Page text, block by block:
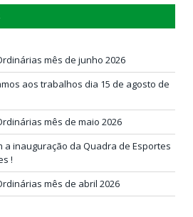
mês de junho 2026
aos trabalhos dia 15 de agosto de
mês de maio 2026
a inauguração da Quadra de Esportes
!
mês de abril 2026